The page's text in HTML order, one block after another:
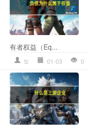
有者权益（Eq...
fz 01-03 0